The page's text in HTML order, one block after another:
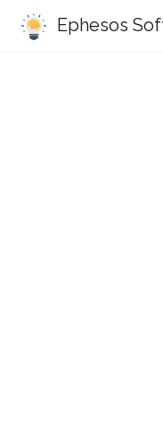
Ephesos